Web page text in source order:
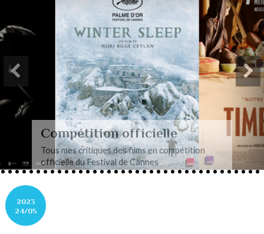
officielle
des films en compétition
de Cannes
Cannes
Tous mes
Cannes Classics
2023
24/05